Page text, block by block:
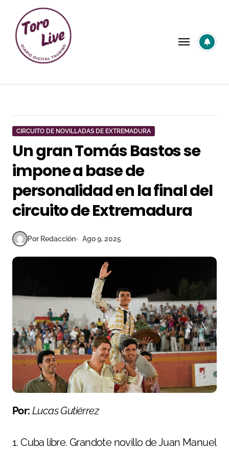
contenido
CIRCUITO DE NOVILLADAS DE EXTREMADURA
Un gran Tomás Bastos se
impone a base de
personalidad en la final del
circuito de Extremadura
Por Redacción Ago 9, 2025
Por:Lucas Gutiérrez
1. Cuba libre. Grandote novillo de Juan Manuel